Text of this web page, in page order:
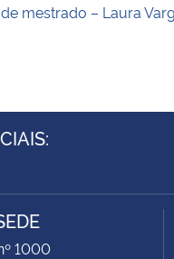
mestrado – Laura
1000